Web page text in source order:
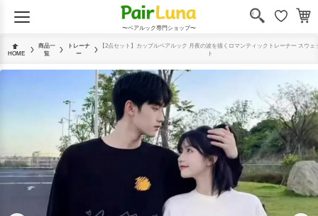
〜ペアルック専門ショップ〜
HOME
商品一
覧
トレーナ
ー
【2点セット】カップルペアルック 月夜の波を描くロマンティックトレーナー スウェ
ト